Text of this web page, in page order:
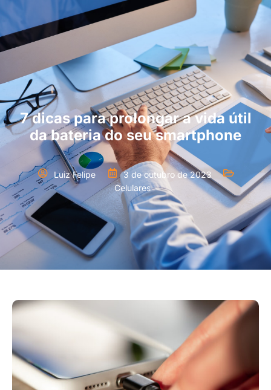
7 dicas para prolongar a vida útil
da bateria do seu smartphone
Luiz Felipe
3 de outubro de 2023
Celulares